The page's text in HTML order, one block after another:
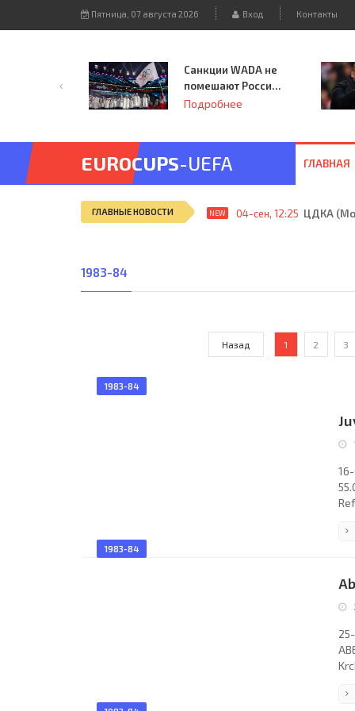
Пятница, 07 августа 2026 Вход Контакты
Санкции WADA не
помешают России
принять
Подробнее
EUROCUPS-UEFA ГЛАВНАЯ
ГЛАВНЫЕ НОВОСТИ NEW 04-сен, 12:25 ЦДКА
1983-84
Назад 1 2 3
1983-84
1983-84